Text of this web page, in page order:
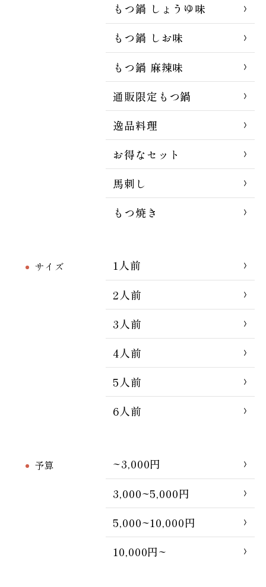
もつ鍋 しょうゆ味
もつ鍋 しお味
もつ鍋 麻辣味
通販限定もつ鍋
逸品料理
お得なセット
馬刺し
もつ焼き
サイズ
1人前
2人前
3人前
4人前
5人前
6人前
予算
~3,000円
3,000~5,000円
5,000~10,000円
10,000円~